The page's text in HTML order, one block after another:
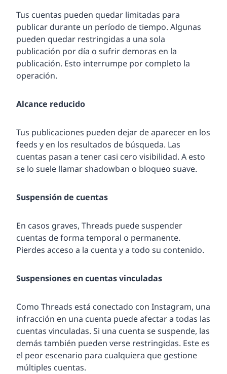
Tus cuentas pueden quedar limitadas para
publicar durante un período de tiempo. Algunas
pueden quedar restringidas a una sola
publicación por día o sufrir demoras en la
publicación. Esto interrumpe por completo la
operación.
Alcance reducido
Tus publicaciones pueden dejar de aparecer en los
feeds y en los resultados de búsqueda. Las
cuentas pasan a tener casi cero visibilidad. A esto
se lo suele llamar shadowban o bloqueo suave.
Suspensión de cuentas
En casos graves, Threads puede suspender
cuentas de forma temporal o permanente.
Pierdes acceso a la cuenta y a todo su contenido.
Suspensiones en cuentas vinculadas
Como Threads está conectado con Instagram, una
infracción en una cuenta puede afectar a todas las
cuentas vinculadas. Si una cuenta se suspende, las
demás también pueden verse restringidas. Este es
el peor escenario para cualquiera que gestione
múltiples cuentas.